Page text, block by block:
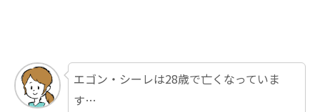
エゴン・シーレは28歳で亡くなっていま
す…